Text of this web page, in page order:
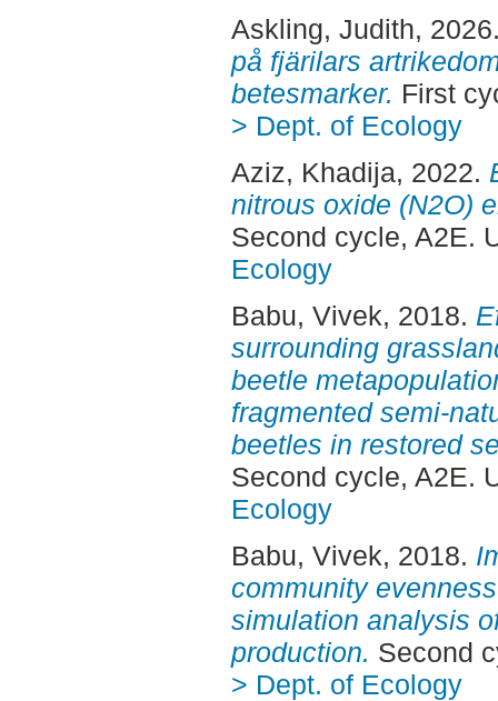
Askling, Judith,
på fjärilars
betesmarker. First
> Dept. of Ecology
Aziz, Khadija, 2022.
nitrous oxide (N2O)
Second cycle, A2E.
Ecology
Babu, Vivek, 2018.
surrounding
beetle
fragmented semi-
beetles in restored
Second cycle, A2E.
Ecology
Babu, Vivek, 2018.
community
simulation analysis
production. Second
> Dept. of Ecology